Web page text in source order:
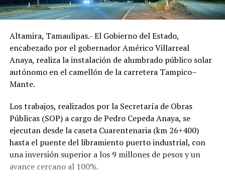
Altamira, Tamaulipas.- El Gobierno del Estado,
encabezado por el gobernador Américo Villarreal
Anaya, realiza la instalación de alumbrado público solar
autónomo en el camellón de la carretera Tampico–
Mante.
Los trabajos, realizados por la Secretaría de Obras
Públicas (SOP) a cargo de Pedro Cepeda Anaya, se
ejecutan desde la caseta Cuarentenaria (km 26+400)
hasta el puente del libramiento puerto industrial, con
una inversión superior a los 9 millones de pesos y un
avance cercano al 100%.